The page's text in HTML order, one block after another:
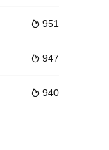
 951
 947
 940